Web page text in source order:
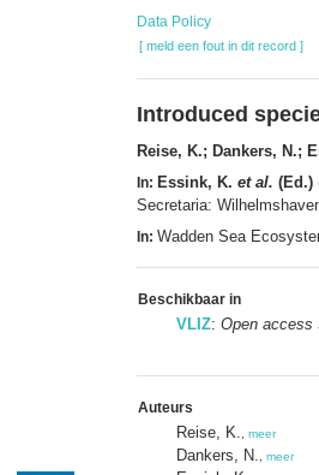
Data Policy
[ meld een fout in dit record ]
Introduced
Reise, K.; Dankers, N.;
In: Essink, K. et al. (Ed.)
Secretaria:
In: Wadden Sea
Beschikbaar in
VLIZ: Open access
Auteurs
Reise, K. meer
Dankers, N. meer